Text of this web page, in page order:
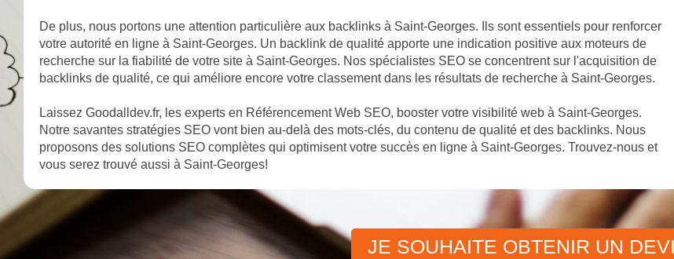
De plus, nous portons une attention particulière aux backlinks à Saint-Georges. Ils sont essentiels pour renforcer
votre autorité en ligne à Saint-Georges. Un backlink de qualité apporte une indication positive aux moteurs de
recherche sur la fiabilité de votre site à Saint-Georges. Nos spécialistes SEO se concentrent sur l'acquisition de
backlinks de qualité, ce qui améliore encore votre classement dans les résultats de recherche à Saint-Georges.
Laissez Goodalldev.fr, les experts en Référencement Web SEO, booster votre visibilité web à Saint-Georges.
Notre savantes stratégies SEO vont bien au-delà des mots-clés, du contenu de qualité et des backlinks. Nous
proposons des solutions SEO complètes qui optimisent votre succès en ligne à Saint-Georges. Trouvez-nous et
vous serez trouvé aussi à Saint-Georges!
JE SOUHAITE OBTENIR UN